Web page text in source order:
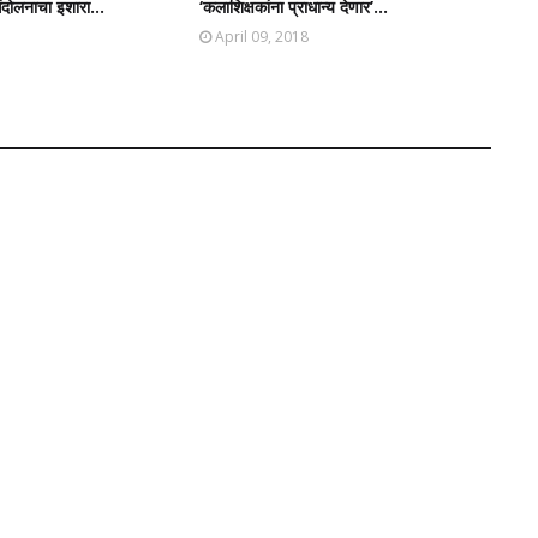
इशारा... ‘कलाशिक्षकांना प्राधान्य देणार’...
April 09, 2018